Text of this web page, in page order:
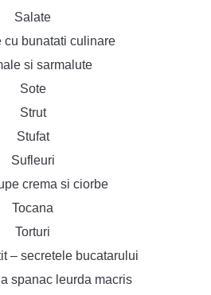
Salate
cu bunatati culinare
si sarmalute
Sote
Strut
Stufat
Sufleuri
crema si ciorbe
Tocana
Torturi
– secretele bucatarului
spanac leurda macris